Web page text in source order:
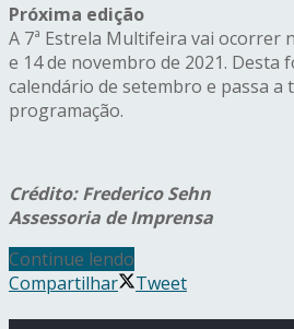
Próxima edição
A 7ª Estrela Multifeira vai ocorrer
e 14 de novembro de 2021. Desta
calendário de setembro e passa a
programação.
Crédito: Frederico Sehn
Assessoria de Imprensa
Continue lendo
Compartilhar
Tweet